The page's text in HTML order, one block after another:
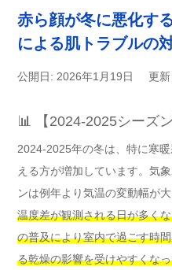
赤ら顔が冬に悪化す
による肌トラブルの
公開日: 2026年1月19日 更
📊 【2024-2025シーズ
2024-2025年の冬は、特に寒
える方が増加しています。気
ンは例年より気温の変動幅が大
温度差が観測される日が多く
の普及により室内で過ごす時
る乾燥の影響を受けやすくな